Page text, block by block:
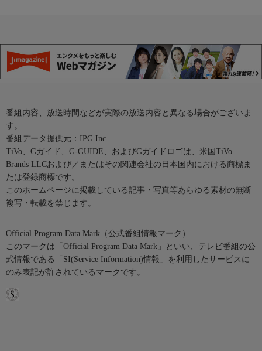
番組内容、放送時間などが実際の放送内容と異なる場合がございま
す。
番組データ提供元：IPG Inc.
TiVo、Gガイド、G-GUIDE、およびGガイドロゴは、米国TiVo
Brands LLCおよび／またはその関連会社の日本国内における商標ま
たは登録商標です。
このホームページに掲載している記事・写真等あらゆる素材の無断
複写・転載を禁じます。
Official Program Data Mark（公式番組情報マーク）
このマークは「Official Program Data Mark」といい、テレビ番組の公
式情報である「SI(Service Information)情報」を利用したサービスに
のみ表記が許されているマークです。